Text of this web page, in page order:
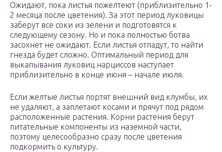
Ожидают, пока листья пожелтеют (приблизительно 1-
2 месяца после цветения). За этот период луковицы
заберут все соки из зелени и подготовятся к
следующему сезону. Но и пока полностью ботва
засохнет не ожидают. Если листья отпадут, то найти
гнезда будет сложно. Оптимальный период для
выкапывания луковиц нарциссов наступает
приблизительно в конце июня – начале июля.
Если желтые листья портят внешний вид клумбы, их
не удаляют, а заплетают косами и прячут под рядом
расположенные растения. Корни растения берут
питательные компоненты из наземной части,
поэтому целесообразно сразу после цветения
подкормить о культуру.